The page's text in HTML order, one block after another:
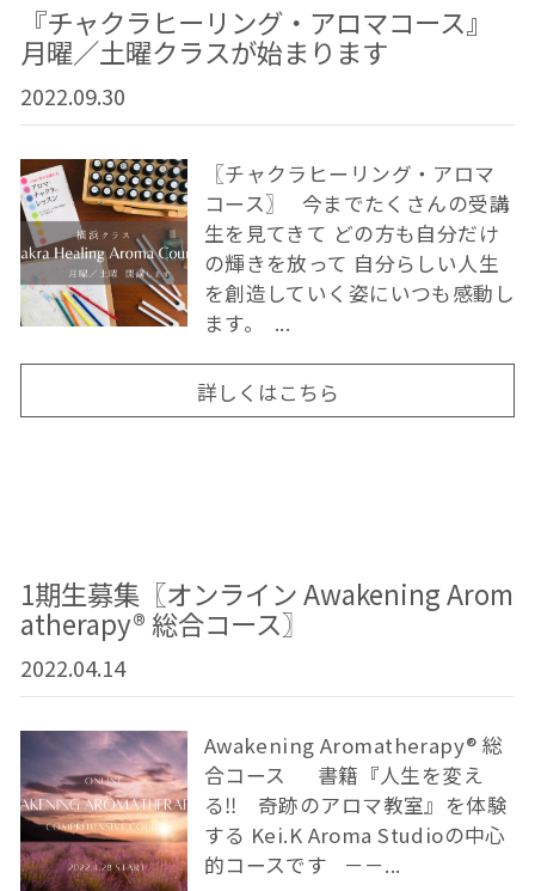
『チャクラヒーリング・アロマコース』
月曜／土曜クラスが始まります
2022.09.30
〖チャクラヒーリング・アロマ
コース〗 今までたくさんの受講
生を見てきて どの方も自分だけ
の輝きを放って 自分らしい人生
を創造していく姿にいつも感動し
ます。 ...
詳しくはこちら
1期生募集〖オンライン Awakening Arom
atherapy® 総合コース〗
2022.04.14
Awakening Aromatherapy® 総
合コース 書籍『人生を変え
る‼ 奇跡のアロマ教室』を体験
する Kei.K Aroma Studioの中心
的コースです －－...